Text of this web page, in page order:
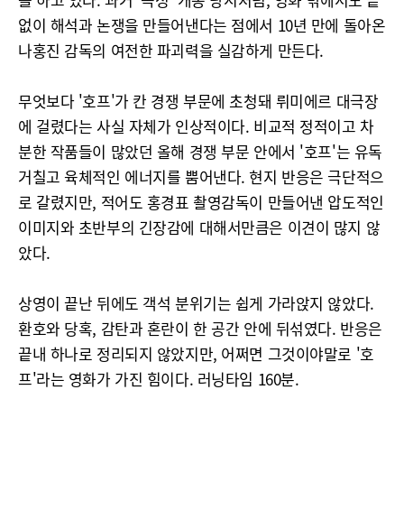
없이 해석과 논쟁을 만들어낸다는 점에서 10년 만에 돌아온
나홍진 감독의 여전한 파괴력을 실감하게 만든다.
무엇보다 '호프'가 칸 경쟁 부문에 초청돼 뤼미에르 대극장
에 걸렸다는 사실 자체가 인상적이다. 비교적 정적이고 차
분한 작품들이 많았던 올해 경쟁 부문 안에서 '호프'는 유독
거칠고 육체적인 에너지를 뿜어낸다. 현지 반응은 극단적으
로 갈렸지만, 적어도 홍경표 촬영감독이 만들어낸 압도적인
이미지와 초반부의 긴장감에 대해서만큼은 이견이 많지 않
았다.
상영이 끝난 뒤에도 객석 분위기는 쉽게 가라앉지 않았다.
환호와 당혹, 감탄과 혼란이 한 공간 안에 뒤섞였다. 반응은
끝내 하나로 정리되지 않았지만, 어쩌면 그것이야말로 '호
프'라는 영화가 가진 힘이다. 러닝타임 160분.